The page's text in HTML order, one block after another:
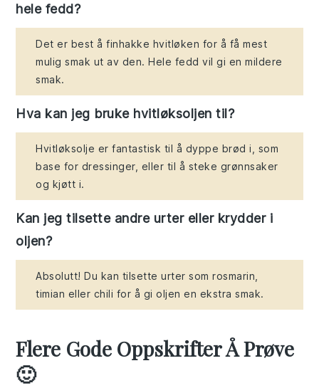
hele fedd?
Det er best å finhakke hvitløken for å få mest
mulig smak ut av den. Hele fedd vil gi en mildere
smak.
Hva kan jeg bruke hvitløksoljen til?
Hvitløksolje er fantastisk til å dyppe brød i, som
base for dressinger, eller til å steke grønnsaker
og kjøtt i.
Kan jeg tilsette andre urter eller krydder i
oljen?
Absolutt! Du kan tilsette urter som rosmarin,
timian eller chili for å gi oljen en ekstra smak.
Flere Gode Oppskrifter Å Prøve
🙂